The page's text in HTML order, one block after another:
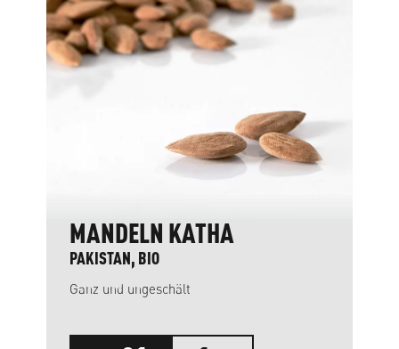
MANDELN KATHA
PAKISTAN, BIO
Ganz und ungeschält